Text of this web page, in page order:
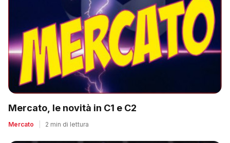
Mercato, le novità in C1 e C2
Mercato 2 min di lettura